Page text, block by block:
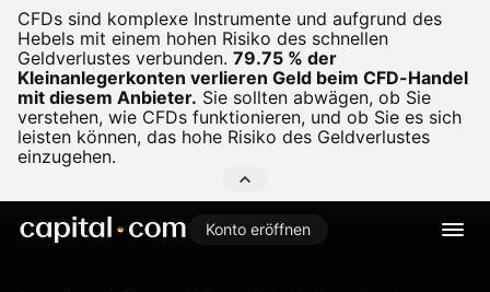
CFDs sind komplexe Instrumente und aufgrund des
Hebels mit einem hohen Risiko des schnellen
Geldverlustes verbunden. 79.75 % der
Kleinanlegerkonten verlieren Geld beim CFD-Handel
mit diesem Anbieter. Sie sollten abwägen, ob Sie
verstehen, wie CFDs funktionieren, und ob Sie es sich
leisten können, das hohe Risiko des Geldverlustes
einzugehen.
Konto eröffnen